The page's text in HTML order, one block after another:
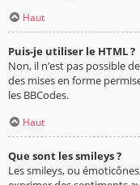
Haut
Puis-je utiliser le HTML ?
Non, il n’est pas possible
des mises en forme
les BBCodes.
Haut
Que sont les smileys ?
Les smileys, ou